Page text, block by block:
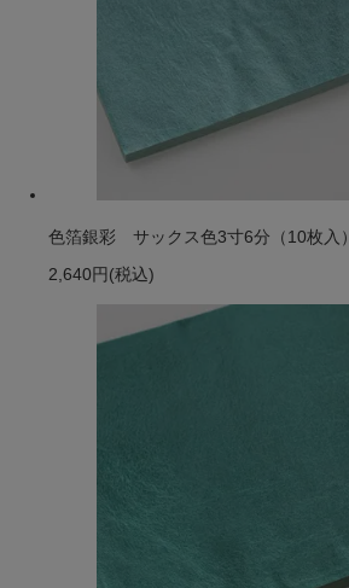
色箔銀彩 サックス色3寸6分（10枚入）
2,640円 (税込)